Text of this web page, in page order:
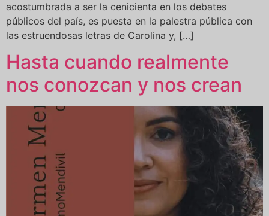
acostumbrada a ser la cenicienta en los debates
públicos del país, es puesta en la palestra pública con
las estruendosas letras de Carolina y, […]
Hasta cuando realmente
nos conozcan y nos crean